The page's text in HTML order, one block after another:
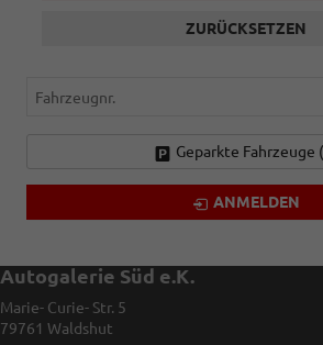
ZURÜCKSETZEN
Fahrzeugnr.
Geparkte Fahrzeuge (
ANMELDEN
Autogalerie Süd e.K.
Marie- Curie- Str. 5
79761 Waldshut